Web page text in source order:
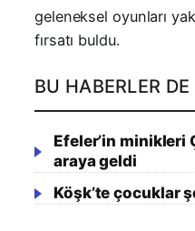
geleneksel oyunları
fırsatı buldu.
BU HABERLER
Efeler’in minikleri
araya geldi
Köşk’te çocuklar